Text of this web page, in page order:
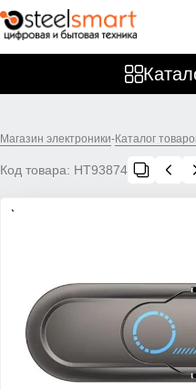
Магазин электроники-Каталог
Код товара: НТ93874